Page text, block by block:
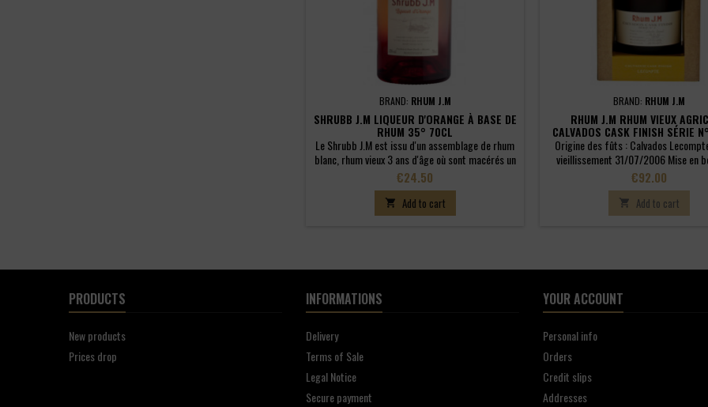
BRAND: RHUM J.M
SHRUBB J.M LIQUEUR D'ORANGE À BASE DE
RHUM 35° 70CL
Le Shrubb J.M est issu d'un assemblage de rhum
blanc, rhum vieux 3 ans d'âge où sont macérés un
mélange d'épices et d'écorces d'orange amère.
Price
€24.50
 Add to cart
BRAND: RHUM J.M
RHUM J.M RHUM VIEUX
CALVADOS CASK FINISH SÉRIE
50CL
Origine des fûts : Calvados
vieillissement 31/07/2006 Mise en
28/04/2017
Price
€92.00
 Add to cart
PRODUCTS
New products
Prices drop
INFORMATIONS
Delivery
Terms of Sale
Legal Notice
Secure payment
YOUR ACCOUNT
Personal info
Orders
Credit slips
Addresses